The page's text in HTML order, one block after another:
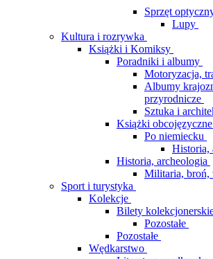
Sprzęt
Lupy
Kultura i rozrywka
Książki i Komiksy
Poradniki i albumy
Motoryzacja,
Albumy
przyrodnicze
Sztuka i
Książki obcojęzyczne
Po niemiecku
Historia,
Historia, archeologia
Militaria, broń,
Sport i turystyka
Kolekcje
Bilety
Pozostałe
Pozostałe
Wędkarstwo